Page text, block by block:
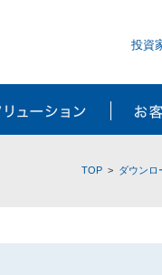
投資
TOP ダウンロ